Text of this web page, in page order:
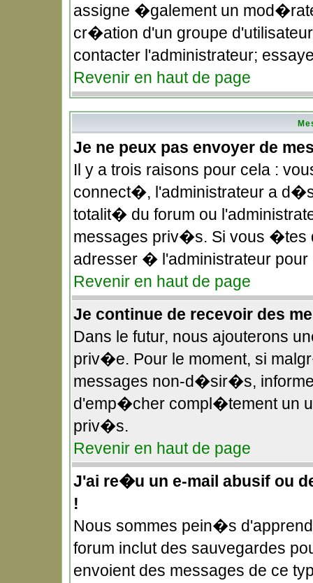
assigne �galement un
cr�ation d'un groupe
contacter l'administrateur;
Revenir en haut de page
Je ne peux pas envoyer de
Il y a trois raisons pour cela :
connect�, l'administrateur a
totalit� du forum ou
messages priv�s. Si vous �tes
adresser � l'administrateur
Revenir en haut de page
Je continue de recevoir des
Dans le futur, nous ajouterons
priv�e. Pour le moment, si
messages non-d�sir�s,
d'emp�cher compl�tement un
priv�s.
Revenir en haut de page
J'ai re�u un e-mail abusif ou
!
Nous sommes pein�s
forum inclut des sauvegardes
envoient des messages de ce